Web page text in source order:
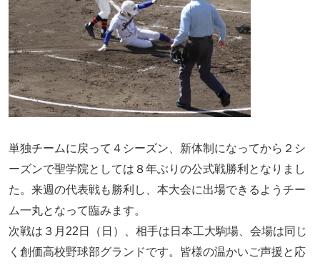
単独チームに戻って４シーズン、新体制になってから２シ
ーズンで聖学院としては８年ぶりの公式戦勝利となりまし
た。来週の代表戦も勝利し、本大会に出場できるようチー
ム一丸となって臨みます。
次戦は３月22日（日）、相手は日本工大駒場、会場は同じ
く創価高校野球部グランドです。皆様の温かいご声援と応